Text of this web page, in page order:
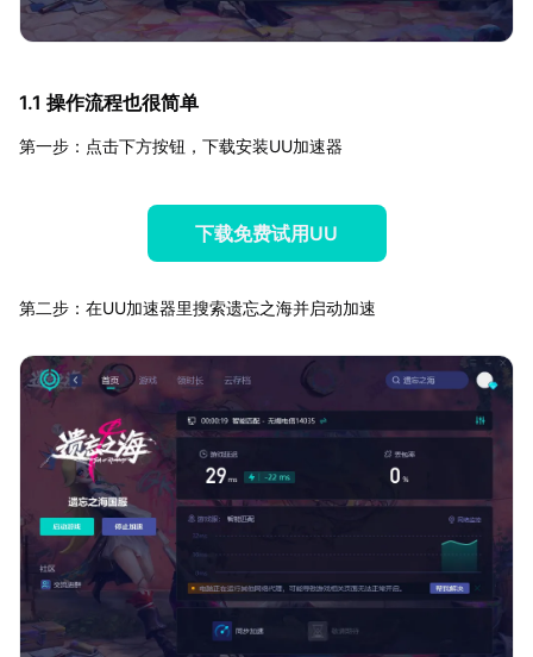
1.1 操作流程也很简单
第一步：点击下方按钮，下载安装UU加速器
下载免费试用UU
第二步：在UU加速器里搜索遗忘之海并启动加速